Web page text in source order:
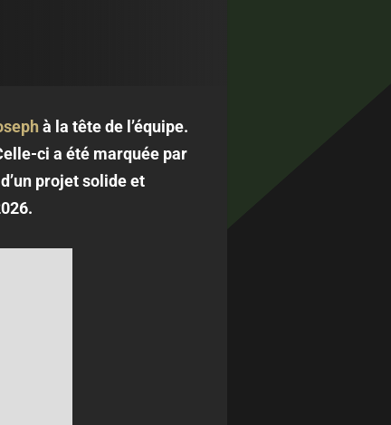
à la tête de l’équipe.
ci a été marquée par
projet solide et